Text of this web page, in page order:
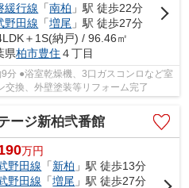
緩行線 「南柏 」駅 徒歩22分
野田線 「増尾 」駅 徒歩27分
＋1S(納戸) / 96.46㎡
県柏市豊住 ４丁目
分 ●浴室乾燥機、3口ガスコンロなど室
換、外壁塗装等リフォーム完了
ージ新柏弐番館
万円
野田線 「新柏 」駅 徒歩13分
野田線 「増尾 」駅 徒歩27分